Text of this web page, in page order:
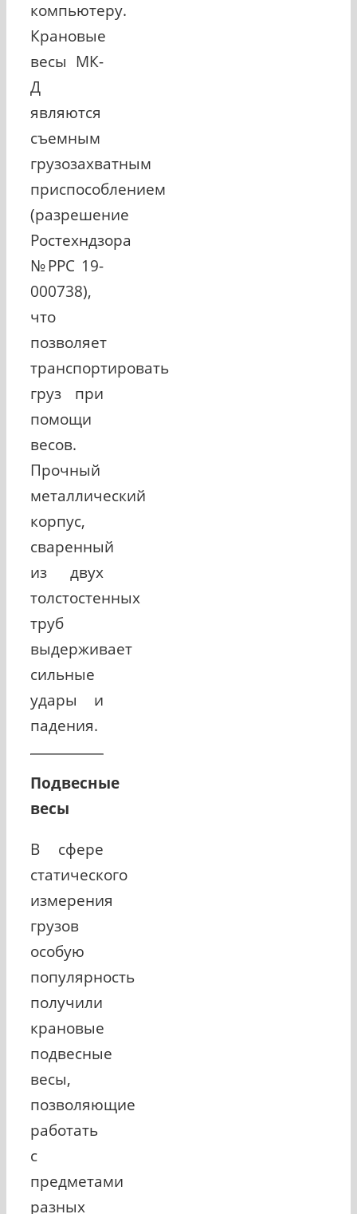
компьютеру.
Крановые
весы МК-
Д
являются
съемным
грузозахватным
приспособлением
(разрешение
Ростехндзора
№РРС 19-
000738),
что
позволяет
транспортировать
груз при
помощи
весов.
Прочный
металлический
корпус,
сваренный
из двух
толстостенных
труб
выдерживает
сильные
удары и
падения.
Подвесные
весы
В сфере
статического
измерения
грузов
особую
популярность
получили
крановые
подвесные
весы,
позволяющие
работать
с
предметами
разных